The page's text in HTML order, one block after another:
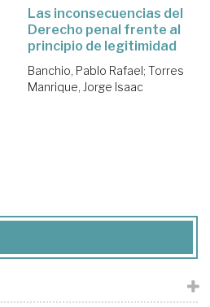
Las inconsecuencias del
Derecho penal frente al
principio de legitimidad
Banchio, Pablo Rafael; Torres
Manrique, Jorge Isaac